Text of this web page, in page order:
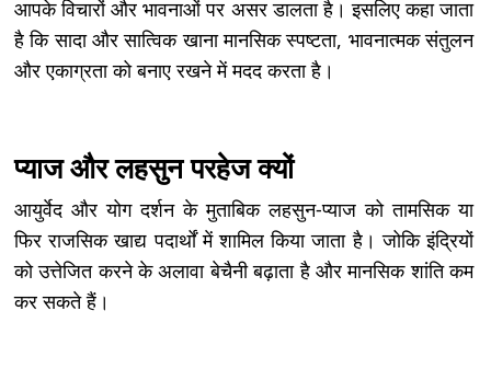
आपके विचारों और भावनाओं पर असर डालता है। इसलिए कहा जाता
है कि सादा और सात्विक खाना मानसिक स्पष्टता, भावनात्मक संतुलन
और एकाग्रता को बनाए रखने में मदद करता है।
प्याज और लहसुन परहेज क्यों
आयुर्वेद और योग दर्शन के मुताबिक लहसुन-प्याज को तामसिक या
फिर राजसिक खाद्य पदार्थों में शामिल किया जाता है। जोकि इंद्रियों
को उत्तेजित करने के अलावा बेचैनी बढ़ाता है और मानसिक शांति कम
कर सकते हैं।